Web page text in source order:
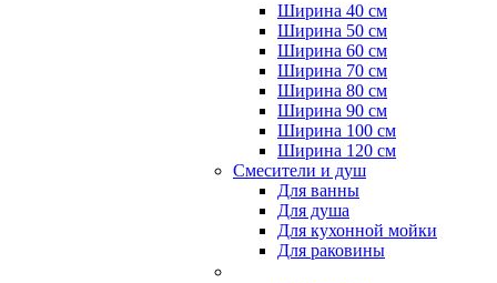
Ширина 40 см
Ширина 50 см
Ширина 60 см
Ширина 70 см
Ширина 80 см
Ширина 90 см
Ширина 100 см
Ширина 120 см
Смесители и душ
Для ванны
Для душа
Для кухонной мойки
Для раковины